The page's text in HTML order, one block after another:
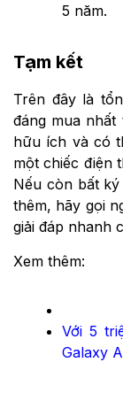
5 năm.
Tạm kết
Trên đây là
đáng mua
hữu ích và có
một chiếc điện
Nếu còn bất
thêm, hãy gọi
giải đáp nhanh
Xem thêm:
Với 5
Galaxy